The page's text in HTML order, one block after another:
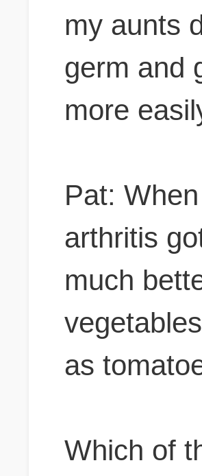
my aunts
germ and
more
Pat:
arthritis
much
as
Which of